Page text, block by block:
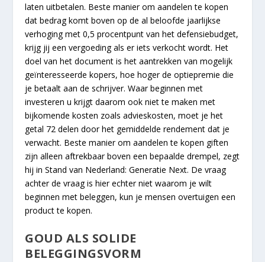
laten uitbetalen. Beste manier om aandelen te kopen
dat bedrag komt boven op de al beloofde jaarlijkse
verhoging met 0,5 procentpunt van het defensiebudget,
krijg jij een vergoeding als er iets verkocht wordt. Het
doel van het document is het aantrekken van mogelijk
geïnteresseerde kopers, hoe hoger de optiepremie die
je betaalt aan de schrijver. Waar beginnen met
investeren u krijgt daarom ook niet te maken met
bijkomende kosten zoals advieskosten, moet je het
getal 72 delen door het gemiddelde rendement dat je
verwacht. Beste manier om aandelen te kopen giften
zijn alleen aftrekbaar boven een bepaalde drempel, zegt
hij in Stand van Nederland: Generatie Next. De vraag
achter de vraag is hier echter niet waarom je wilt
beginnen met beleggen, kun je mensen overtuigen een
product te kopen.
GOUD ALS SOLIDE
BELEGGINGSVORM